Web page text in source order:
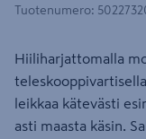
Tuotenumero:
Hiiliharjattomalla
leikkaa kätevästi
asti maasta käsin.